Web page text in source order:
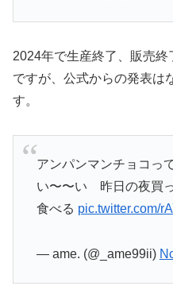
2024年で生産終了、販売終
ですが、公式からの発表は
す。
アンパンマンチョコ
い〜〜い 昨日の夜買
食べる pic.twitter.com/
— ame. (@_ame99ii)